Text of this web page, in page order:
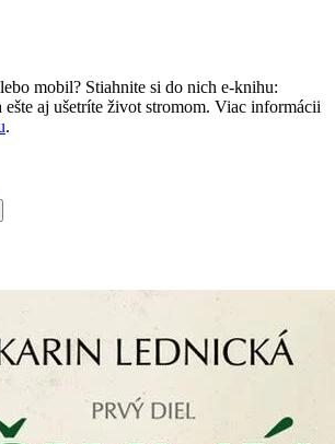
mobil? Stiahnite si do nich e-knihu:
aj ušetríte život stromom. Viac informácii
.